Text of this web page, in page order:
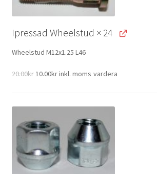
Ipressad Wheelstud × 24
Wheelstud M12x1.25 L46
20.00kr Original
20.00kr.
10.00krCurrent
10.00kr.
inkl. moms vardera